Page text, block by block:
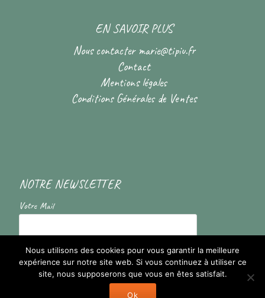
EN SAVOIR PLUS
Nous contacter marie@tipiu.fr
Contact
Mentions légales
Conditions Générales de Ventes
NOTRE NEWSLETTER
Votre Mail
En cochant la case vous acceptez de recevoir nos informations
Nous utilisons des cookies pour vous garantir la meilleure
expérience sur notre site web. Si vous continuez à utiliser ce
site, nous supposerons que vous en êtes satisfait.
Ok